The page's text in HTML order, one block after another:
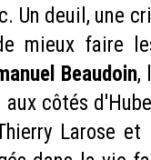
Un deuil, une
mieux faire
Beaudoin,
côtés
Larose